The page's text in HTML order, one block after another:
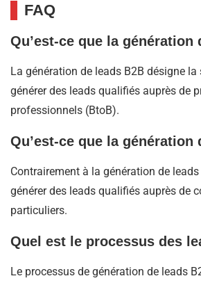
FAQ
Qu’est-ce que la génération
La génération de leads B2B désigne
générer des leads qualifiés auprès de
professionnels (BtoB).
Qu’est-ce que la génération
Contrairement à la génération de
générer des leads qualifiés auprès de
particuliers.
Quel est le processus des
Le processus de génération de leads